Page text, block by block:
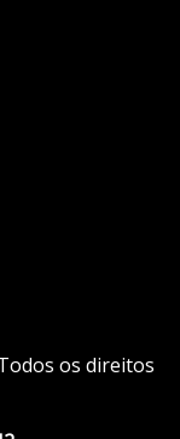
os direitos